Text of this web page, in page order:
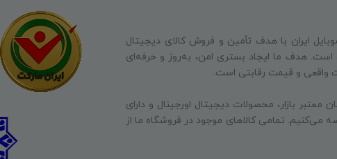
ایران با هدف تأمین و فروش کالای دیجیتال
است. هدف ما ایجاد بستری امن، به‌روز و حرفه‌ای
واقعی و قیمت رقابتی است.
بازار، محصولات دیجیتال اورجینال و دارای
می‌کنیم. تمامی کالاهای موجود در فروشگاه ما از